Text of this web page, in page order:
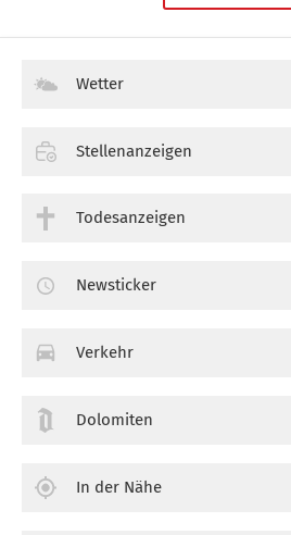
Wetter
Stellenanzeigen
Todesanzeigen
Newsticker
Verkehr
Dolomiten
In der Nähe